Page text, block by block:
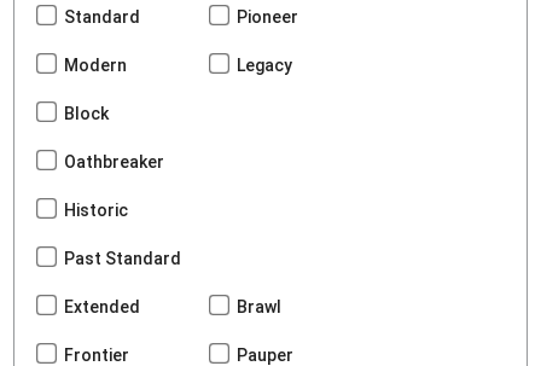
Standard Pioneer
Modern Legacy
Block
Oathbreaker
Historic
Past Standard
Extended Brawl
Frontier Pauper